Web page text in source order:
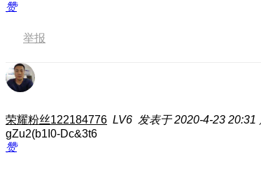
赞
举报
荣耀粉丝122184776 LV6 发表于 2020-4-23 20:31
gZu2(b1I0-Dc&3t6
赞